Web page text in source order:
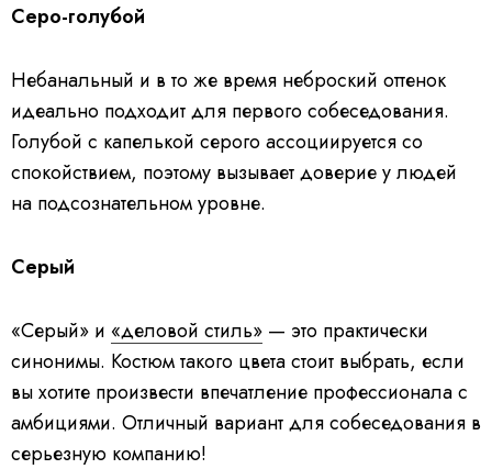
Серо-голубой
Небанальный и в то же время неброский оттенок
идеально подходит для первого собеседования.
Голубой с капелькой серого ассоциируется со
спокойствием, поэтому вызывает доверие у людей
на подсознательном уровне.
Серый
«Серый» и «деловой стиль» — это практически
синонимы. Костюм такого цвета стоит выбрать, если
вы хотите произвести впечатление профессионала с
амбициями. Отличный вариант для собеседования в
серьезную компанию!